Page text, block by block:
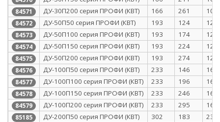
84571 ДУ-30П200 серия ПРОФИ (КВТ) 166 261 101
84572 ДУ-50П50 серия ПРОФИ (КВТ) 193 124 128
84573 ДУ-50П100 серия ПРОФИ (КВТ) 193 174 128
84574 ДУ-50П150 серия ПРОФИ (КВТ) 193 224 128
84575 ДУ-50П200 серия ПРОФИ (КВТ) 193 274 128
84576 ДУ-100П50 серия ПРОФИ (КВТ) 233 146 168
84577 ДУ-100П100 серия ПРОФИ (КВТ) 233 196 168
84578 ДУ-100П150 серия ПРОФИ (КВТ) 233 246 168
84579 ДУ-100П200 серия ПРОФИ (КВТ) 233 295 168
85185 ДУ-200П50 серия ПРОФИ (КВТ) 302 183 237